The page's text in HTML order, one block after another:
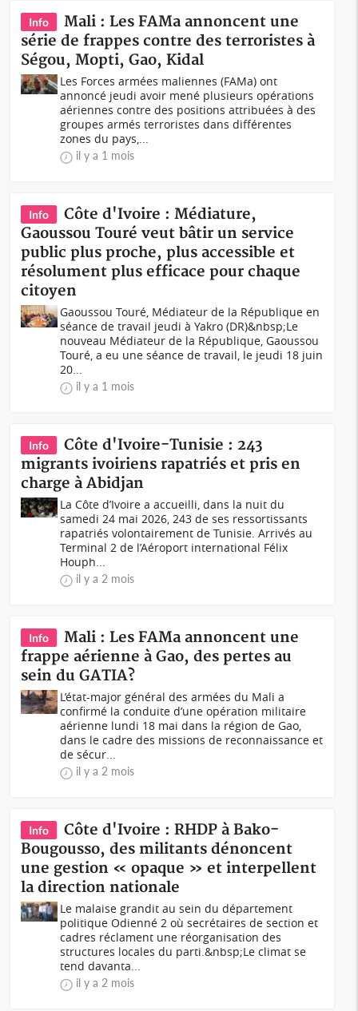
Info
Mali : Les FAMa annoncent une
série de frappes contre des terroristes à
Ségou, Mopti, Gao, Kidal
Les Forces armées maliennes (FAMa) ont
annoncé jeudi avoir mené plusieurs opérations
aériennes contre des positions attribuées à des
groupes armés terroristes dans différentes
zones du pays,...
il y a 1 mois
Info
Côte d'Ivoire : Médiature,
Gaoussou Touré veut bâtir un service
public plus proche, plus accessible et
résolument plus efficace pour chaque
citoyen
Gaoussou Touré, Médiateur de la République en
séance de travail jeudi à Yakro (DR)&nbsp;Le
nouveau Médiateur de la République, Gaoussou
Touré, a eu une séance de travail, le jeudi 18 juin
20...
il y a 1 mois
Info
Côte d'Ivoire-Tunisie : 243
migrants ivoiriens rapatriés et pris en
charge à Abidjan
La Côte d’Ivoire a accueilli, dans la nuit du
samedi 24 mai 2026, 243 de ses ressortissants
rapatriés volontairement de Tunisie. Arrivés au
Terminal 2 de l’Aéroport international Félix
Houph...
il y a 2 mois
Info
Mali : Les FAMa annoncent une
frappe aérienne à Gao, des pertes au
sein du GATIA?
L’état-major général des armées du Mali a
confirmé la conduite d’une opération militaire
aérienne lundi 18 mai dans la région de Gao,
dans le cadre des missions de reconnaissance et
de sécur...
il y a 2 mois
Info
Côte d'Ivoire : RHDP à Bako-
Bougousso, des militants dénoncent
une gestion « opaque » et interpellent
la direction nationale
Le malaise grandit au sein du département
politique Odienné 2 où secrétaires de section et
cadres réclament une réorganisation des
structures locales du parti.&nbsp;Le climat se
tend davanta...
il y a 2 mois